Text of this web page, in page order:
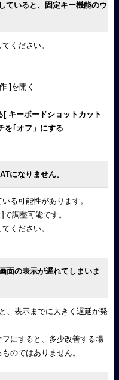
ていると、固定キー機能のウ
ください。
]を開く
キーボードショットカット
を｢オフ」にする
になりません。
る可能性があります。
調整可能です。
ください。
面の表示が遅れてしまいま
、表示までに大きく遅延が発
にすると、多少改善する場
のではありません。